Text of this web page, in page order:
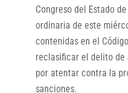
Congreso del Estado
ordinaria de este
contenidas en el
reclasificar el delito de
por atentar contra la
sanciones.